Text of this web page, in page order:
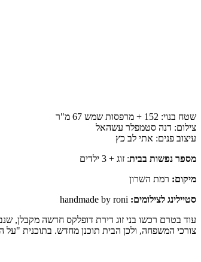
שטח בנוי:
מ"ר
צילום: דנה סטמפלר עשהאל
עיצוב פנים: אתי לב כץ
מספר נפשות בבית: זוג + 3 ילדים
מיקום: רמת השרון
סטיילינג לצילומים:
צורכי המשפחה, ולכן הבית תוכנן מחדש. בתוכנית "על